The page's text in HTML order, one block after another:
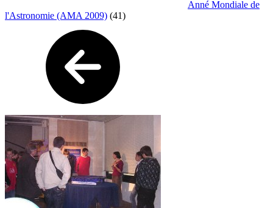
Anné Mondiale de
l'Astronomie (AMA 2009) (41)